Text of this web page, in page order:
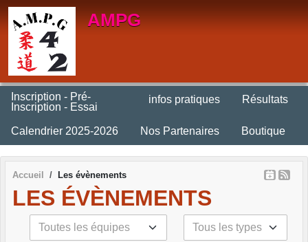
AMPG
Inscription - Pré-
Inscription - Essai
infos pratiques Résultats
Calendrier 2025-2026 Nos Partenaires Boutique
Accueil Les évènements
LES ÉVÈNEMENTS
Panneau de gestion des cookies